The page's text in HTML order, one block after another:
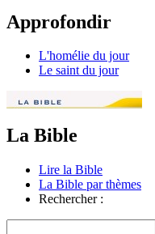
Approfondir
L'homélie du jour
Le saint du jour
La Bible
Lire la Bible
La Bible par thèmes
Rechercher :